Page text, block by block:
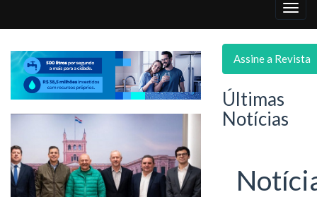
Assine a Revista
Últimas
Notícias